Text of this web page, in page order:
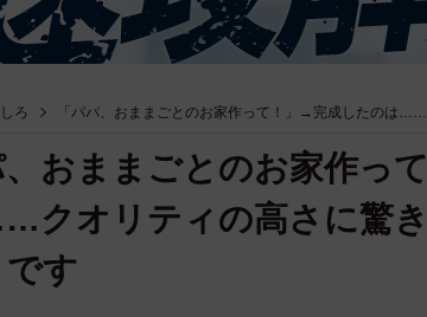
ろ 「パパ、おままごとのお家作って！」→完成したのは
、おままごとのお家作っ
クオリティの高さに驚
です